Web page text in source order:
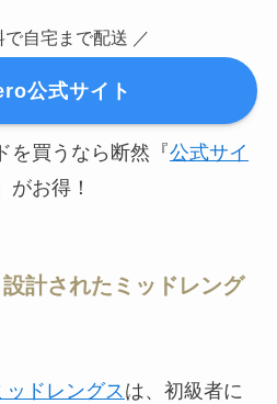
で自宅まで配送 ／
公式サイト
を買うなら断然『公式サイ
がお得！
計されたミッドレング
ドレングスは、初級者に